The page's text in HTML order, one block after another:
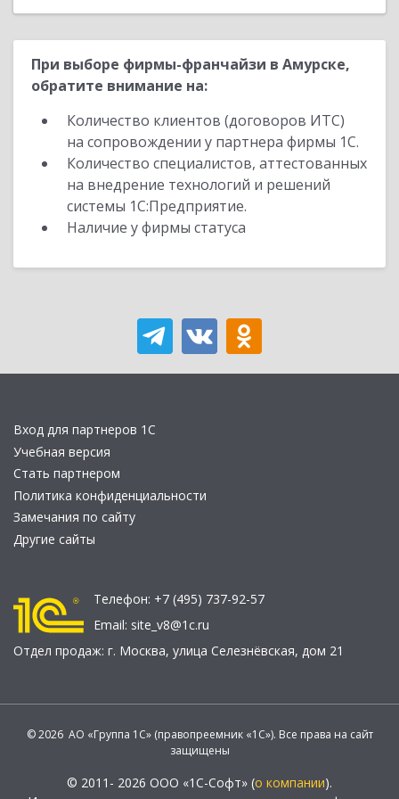
При выборе фирмы-франчайзи в Амурске,
обратите внимание на:
Количество клиентов (договоров ИТС)
на сопровождении у партнера фирмы 1С.
Количество специалистов, аттестованных
на внедрение технологий и решений
системы 1С:Предприятие.
Наличие у фирмы статуса
Вход для партнеров 1С
Учебная версия
Стать партнером
Политика конфиденциальности
Замечания по сайту
Другие сайты
Телефон: +7 (495) 737-92-57
Email: site_v8@1c.ru
Отдел продаж: г. Москва, улица Селезнёвская, дом 21
© 2026 АО «Группа 1С» (правопреемник «1С»). Все права на сайт
защищены
© 2011- 2026 ООО «1С-Софт» (о компании).